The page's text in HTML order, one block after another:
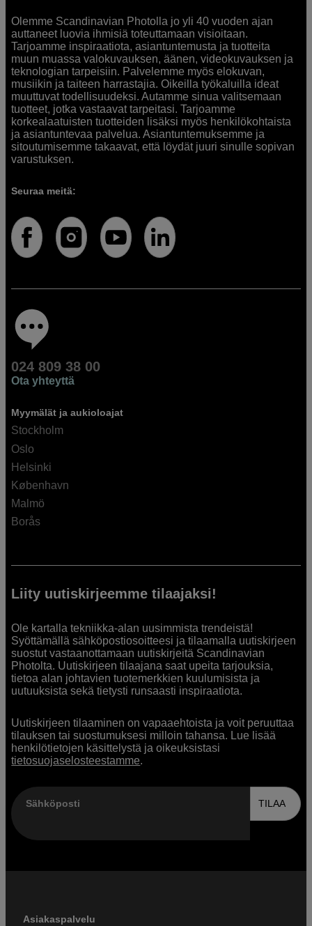
Olemme Scandinavian Photolla jo yli 40 vuoden ajan
auttaneet luovia ihmisiä toteuttamaan visioitaan.
Tarjoamme inspiraatiota, asiantuntemusta ja tuotteita
muun muassa valokuvauksen, äänen, videokuvauksen ja
teknologian tarpeisiin. Palvelemme myös elokuvan,
musiikin ja taiteen harrastajia. Oikeilla työkaluilla ideat
muuttuvat todellisuudeksi. Autamme sinua valitsemaan
tuotteet, jotka vastaavat tarpeitasi. Tarjoamme
korkealaatuisten tuotteiden lisäksi myös henkilökohtaista
ja asiantuntevaa palvelua. Asiantuntemuksemme ja
sitoutumisemme takaavat, että löydät juuri sinulle sopivan
varustuksen.
Seuraa meitä:
024 809 38 00
Ota yhteyttä
Myymälät ja aukioloajat
Stockholm
Oslo
Helsinki
København
Malmö
Borås
Liity uutiskirjeemme tilaajaksi!
Ole kartalla tekniikka-alan uusimmista trendeistä!
Syöttämällä sähköpostiosoitteesi ja tilaamalla uutiskirjeen
suostut vastaanottamaan uutiskirjeitä Scandinavian
Photolta. Uutiskirjeen tilaajana saat upeita tarjouksia,
tietoa alan johtavien tuotemerkkien kuulumisista ja
uutuuksista sekä tietysti runsaasti inspiraatiota.
Uutiskirjeen tilaaminen on vapaaehtoista ja voit peruuttaa
tilauksen tai suostumuksesi milloin tahansa. Lue lisää
henkilötietojen käsittelystä ja oikeuksistasi
tietosuojaselosteestamme.
Sähköposti TILAA
Asiakaspalvelu